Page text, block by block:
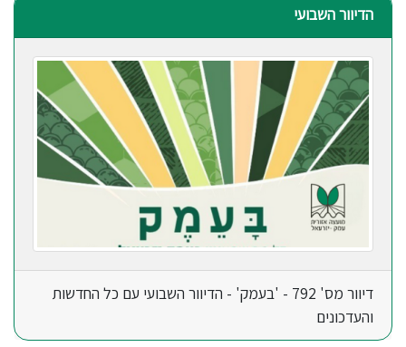
הדיוור השבועי
דיוור מס' 792 - 'בעמק' - הדיוור השבועי עם כל החדשות
והעדכונים